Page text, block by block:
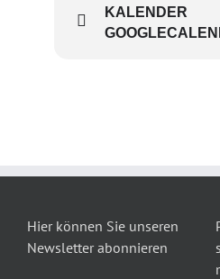
KALENDER
Hier können Sie unseren
Newsletter abonnieren